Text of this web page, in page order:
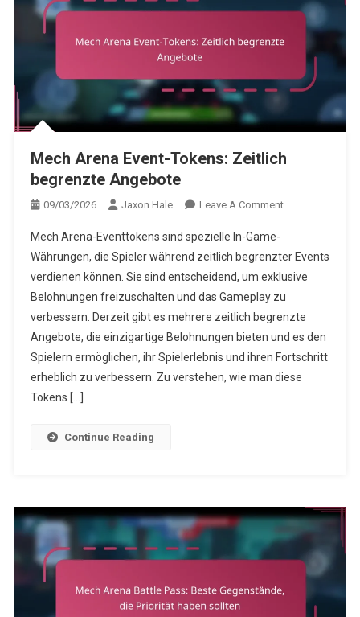
Mech Arena Event-Tokens: Zeitlich
begrenzte Angebote
09/03/2026 Jaxon Hale Leave A CommentOn
Event-
Tokens:
Zeitlich
Begrenzte
Angebote
Mech Arena-Eventtokens sind spezielle In-Game-
Währungen, die Spieler während zeitlich begrenzter Events
verdienen können. Sie sind entscheidend, um exklusive
Belohnungen freizuschalten und das Gameplay zu
verbessern. Derzeit gibt es mehrere zeitlich begrenzte
Angebote, die einzigartige Belohnungen bieten und es den
Spielern ermöglichen, ihr Spielerlebnis und ihren Fortschritt
erheblich zu verbessern. Zu verstehen, wie man diese
Tokens […]
Continue Reading